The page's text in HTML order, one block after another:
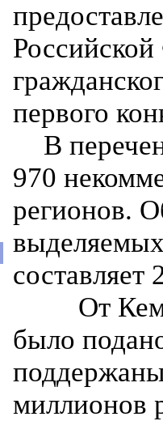
первого
В
970
регионов.
От
было
миллионов